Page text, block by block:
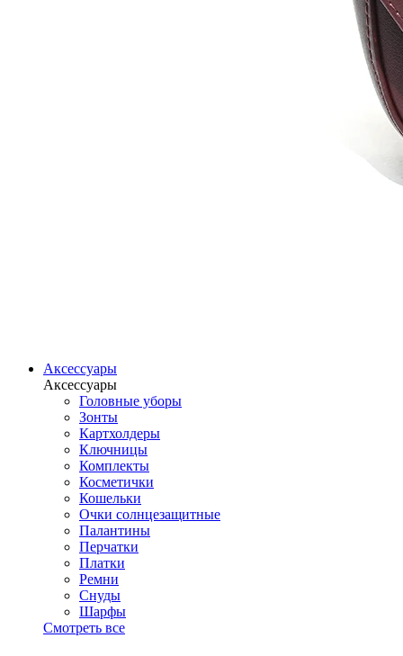
Аксессуары
Аксессуары
Головные уборы
Зонты
Картхолдеры
Ключницы
Комплекты
Косметички
Кошельки
Очки солнцезащитные
Палантины
Перчатки
Платки
Ремни
Снуды
Шарфы
Смотреть все